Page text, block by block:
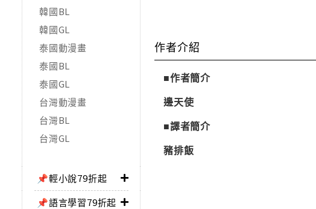
韓國BL
韓國GL
泰國動漫畫
泰國BL
泰國GL
台灣動漫畫
台灣BL
台灣GL
📌輕小說79折起
📌語言學習79折起
作者介紹
■作者簡介
邊天使
■譯者簡介
豬排飯